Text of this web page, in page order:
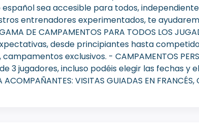
sea accesible para todos,
entrenadores experimentados, te
DE CAMPAMENTOS PARA TODOS LOS
desde principiantes hasta
exclusivos. - CAMPAMENTOS
3 jugadores, incluso podéis elegir las fechas y
VISITAS GUIADAS EN FRANCÉS,